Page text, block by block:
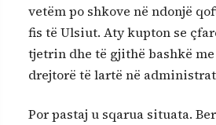
vetëm po shkove në ndonjë
fis të Ulsiut. Aty kupton se
tjetrin dhe të gjithë bashkë
drejtorë të lartë në
Por pastaj u sqarua situata.